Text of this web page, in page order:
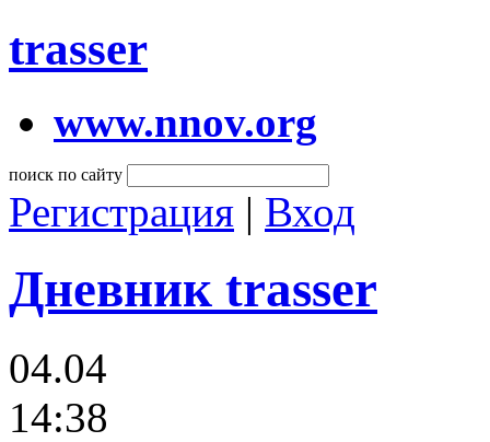
trasser
www.nnov.org
поиск по сайту
Регистрация | Вход
Дневник trasser
04.04
14:38